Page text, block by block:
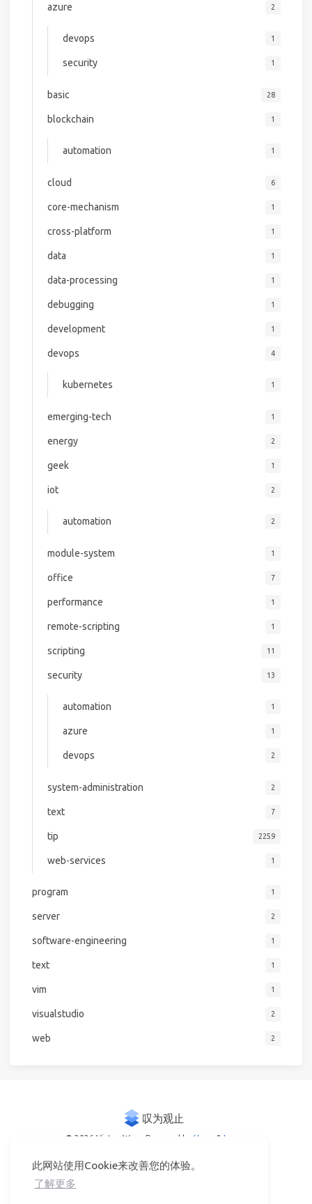
此网站使用Cookie来改善您的体验。
了解更多
azure 2
devops 1
security 1
basic 28
blockchain 1
automation 1
cloud 6
core-mechanism 1
cross-platform 1
data 1
data-processing 1
debugging 1
development 1
devops 4
kubernetes 1
emerging-tech 1
energy 2
geek 1
iot 2
automation 2
module-system 1
office 7
performance 1
remote-scripting 1
scripting 11
security 13
automation 1
azure 1
devops 2
system-administration 2
text 7
tip 2259
web-services 1
program 1
server 2
software-engineering 1
text 1
vim 1
visualstudio 2
web 2
© 2026 Victor Woo Powered by Hexo & Icarus